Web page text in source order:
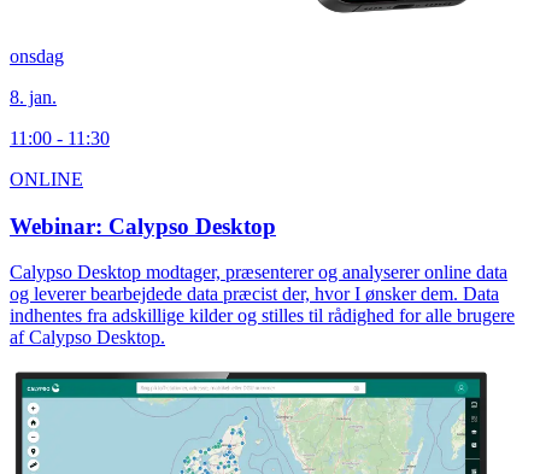
onsdag
8. jan.
11:00 - 11:30
ONLINE
Webinar: Calypso Desktop
Calypso Desktop modtager, præsenterer og analyserer online data
og leverer bearbejdede data præcist der, hvor I ønsker dem. Data
indhentes fra adskillige kilder og stilles til rådighed for alle brugere
af Calypso Desktop.